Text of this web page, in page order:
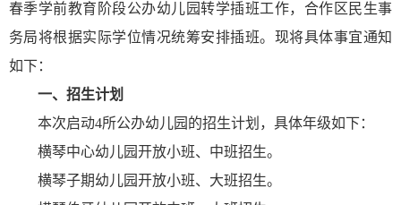
春季学前教育阶段公办幼儿园转学插班工作，合作区民生事
务局将根据实际学位情况统筹安排插班。现将具体事宜通知
如下：
一、招生计划
本次启动4所公办幼儿园的招生计划，具体年级如下：
横琴中心幼儿园开放小班、中班招生。
横琴子期幼儿园开放小班、大班招生。